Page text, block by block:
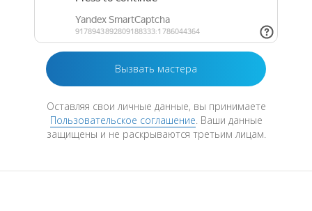
Оставляя свои личные данные, вы принимаете
Пользовательское соглашение. Ваши данные
защищены и не раскрываются третьим лицам.